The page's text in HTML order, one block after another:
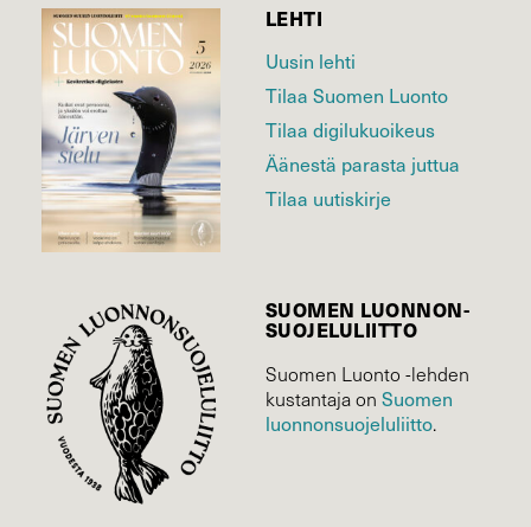
LEHTI
Uusin lehti
Tilaa Suomen Luonto
Tilaa digilukuoikeus
Äänestä parasta juttua
Tilaa uutiskirje
SUOMEN LUONNON­
SUOJELU­LIITTO
Suomen Luonto -lehden
kustantaja on Suomen
luonnonsuojelu­liitto.